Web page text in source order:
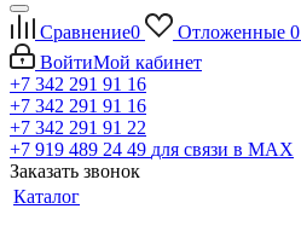
Сравнение0 Отложенные 0
ВойтиМой кабинет
+7 342 291 91 16
+7 342 291 91 16
+7 342 291 91 22
+7 919 489 24 49 для связи в МАХ
Заказать звонок
Каталог